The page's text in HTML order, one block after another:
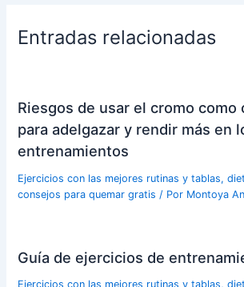
Entradas relacionadas
Riesgos de usar el cromo como
para adelgazar y rendir más en
entrenamientos
Ejercicios con las mejores rutinas y tablas,
consejos para quemar gratis / Por Montoya
Guía de ejercicios de
Ejercicios con las mejores rutinas y tablas,